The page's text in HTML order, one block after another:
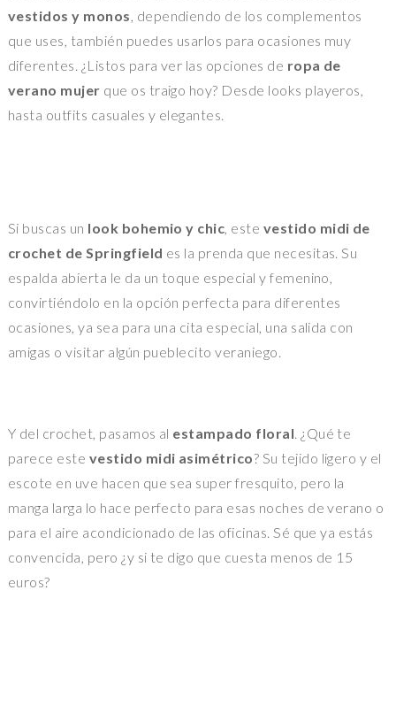
vestidos y monos , dependiendo de los complementos
que uses, también puedes usarlos para ocasiones muy
diferentes. ¿Listos para ver las opciones de ropa de
verano mujer que os traigo hoy? Desde looks playeros,
hasta outfits casuales y elegantes.
Si buscas un look bohemio y chic , este vestido midi de
crochet de Springfield es la prenda que necesitas. Su
espalda abierta le da un toque especial y femenino,
convirtiéndolo en la opción perfecta para diferentes
ocasiones, ya sea para una cita especial, una salida con
amigas o visitar algún pueblecito veraniego.
Y del crochet, pasamos al estampado floral . ¿Qué te
parece este vestido midi asimétrico? Su tejido ligero y el
escote en uve hacen que sea super fresquito, pero la
manga larga lo hace perfecto para esas noches de verano o
para el aire acondicionado de las oficinas. Sé que ya estás
convencida, pero ¿y si te digo que cuesta menos de 15
euros?